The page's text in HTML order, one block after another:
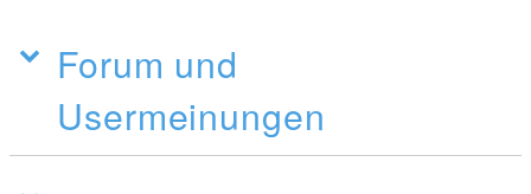
Forum und
Usermeinungen